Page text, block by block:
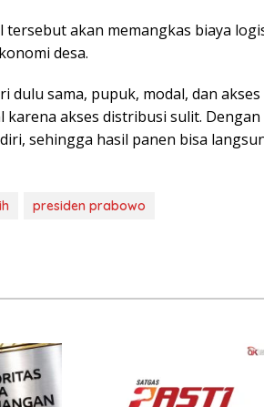
akan memangkas biaya
desa.
dulu sama, pupuk, modal, dan
karena akses distribusi sulit.
sehingga hasil panen bisa
presiden prabowo